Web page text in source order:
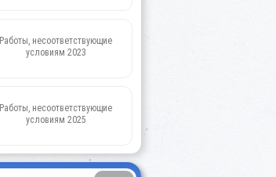
Работы, несоответствующие
условиям 2023
Работы, несоответствующие
условиям 2025